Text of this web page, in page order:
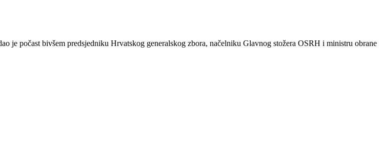
je počast bivšem predsjedniku Hrvatskog generalskog zbora, načelniku Glavnog stožera OSRH i ministru obrane